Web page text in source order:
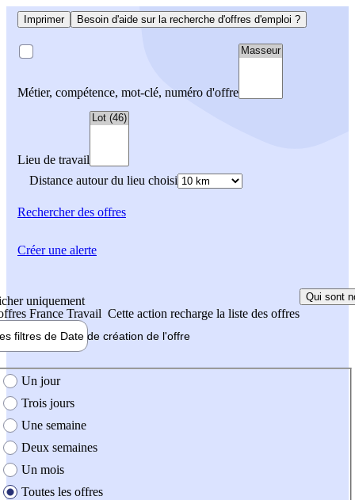
Imprimer Besoin d'aide sur la recherche d'offres d'emploi ?
Métier, compétence, mot-clé, numéro d'offre
Lieu de travail
Distance autour du lieu choisi
Rechercherdes offres
uniquement
France Travail Cette action recharge la liste des offres
Qui sont
filtres de Date de création de l'offre
création de l'offre
Un jour
Trois jours
Une semaine
Deux semaines
Un mois
Toutes les offres
Créer une alerte